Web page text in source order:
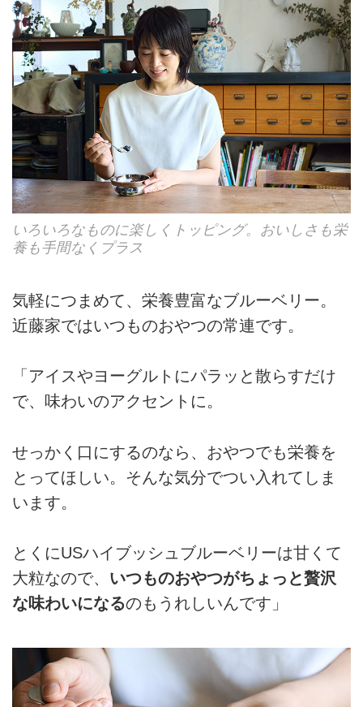
いろいろなものに楽しくトッピング。おいしさも栄
養も手間なくプラス
気軽につまめて、栄養豊富なブルーベリー。
近藤家ではいつものおやつの常連です。
「アイスやヨーグルトにパラッと散らすだけ
で、味わいのアクセントに。
せっかく口にするのなら、おやつでも栄養を
とってほしい。そんな気分でつい入れてしま
います。
とくにUSハイブッシュブルーベリーは甘くて
大粒なので、 いつものおやつがちょっと贅沢
な味わいになるのもうれしいんです」